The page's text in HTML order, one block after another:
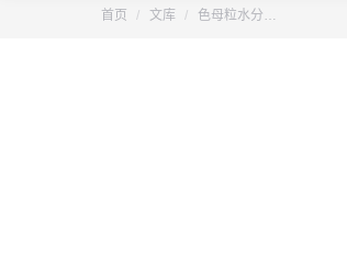
您的位置：
首页 文库 色母粒水分…